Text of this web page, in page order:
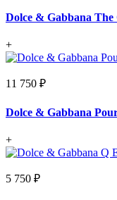
Dolce & Gabbana The
+
11 750 ₽
Dolce & Gabbana
+
5 750 ₽